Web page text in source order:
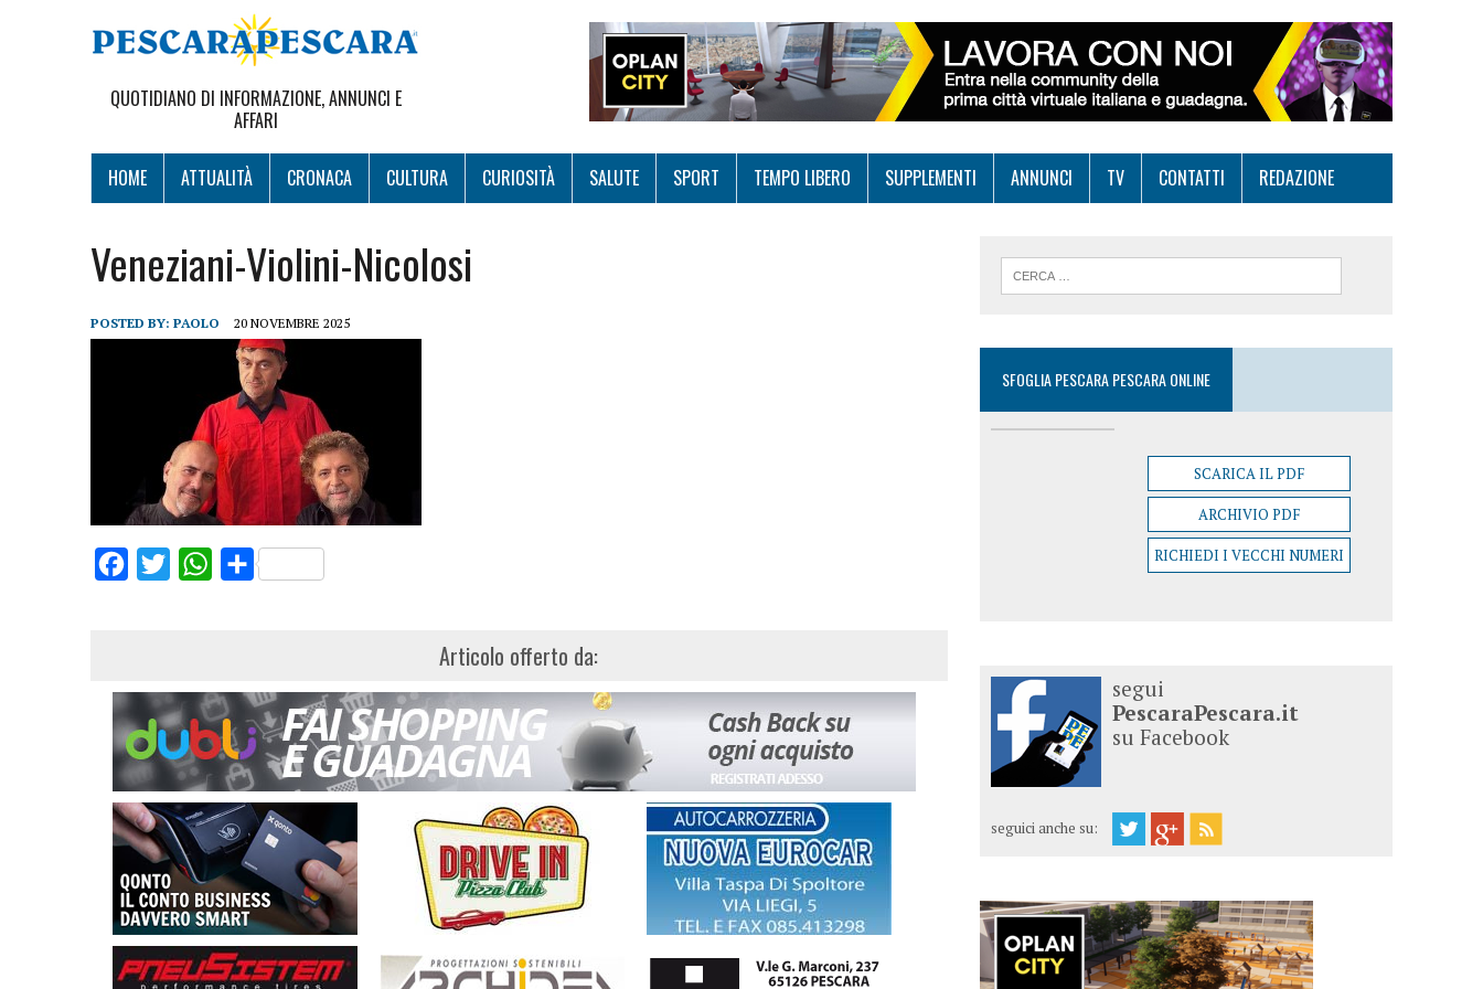
QUOTIDIANO DI INFORMAZIONE, ANNUNCI E
AFFARI
HOME ATTUALITÀ CRONACA CULTURA CURIOSITÀ SALUTE SPORT TEMPO LIBERO SUPPLEMENTI ANNUNCI TV CONTATTI REDAZIONE
Veneziani-Violini-Nicolosi
POSTED BY: PAOLO 20 NOVEMBRE 2025
FacebookTwitterWhatsApp
Share
Articolo offerto da:
SFOGLIA PESCARA PESCARA ONLINE
SCARICA IL PDF
ARCHIVIO PDF
RICHIEDI I VECCHI NUMERI
segui
PescaraPescara.it
su Facebook
seguici anche su: